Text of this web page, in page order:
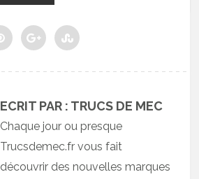
ECRIT PAR : TRUCS DE MEC
Chaque jour ou presque
Trucsdemec.fr vous fait
découvrir des nouvelles marques